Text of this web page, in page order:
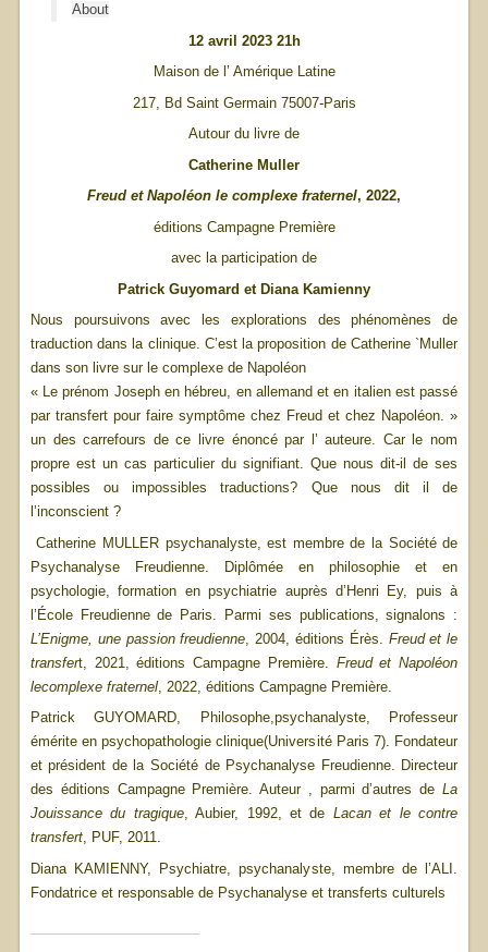
About
12 avril 2023 21h
Maison de l’ Amérique Latine
217, Bd Saint Germain 75007-Paris
Autour du livre de
Catherine Muller
Freud et Napoléon le complexe fraternel, 2022,
éditions Campagne Première
avec la participation de
Patrick Guyomard et Diana Kamienny
Nous poursuivons avec les explorations des phénomènes de
traduction dans la clinique. C’est la proposition de Catherine `Muller
dans son livre sur le complexe de Napoléon
« Le prénom Joseph en hébreu, en allemand et en italien est passé
par transfert pour faire symptôme chez Freud et chez Napoléon. »
un des carrefours de ce livre énoncé par l’ auteure. Car le nom
propre est un cas particulier du signifiant. Que nous dit-il de ses
possibles ou impossibles traductions? Que nous dit il de
l’inconscient ?
Catherine MULLER psychanalyste, est membre de la Société de
Psychanalyse Freudienne. Diplômée en philosophie et en
psychologie, formation en psychiatrie auprès d’Henri Ey, puis à
l’École Freudienne de Paris. Parmi ses publications, signalons :
L’Enigme, une passion freudienne , 2004, éditions Érès. Freud et le
transfert, 2021, éditions Campagne Première. Freud et Napoléon
lecomplexe fraternel, 2022, éditions Campagne Première.
Patrick GUYOMARD, Philosophe,psychanalyste, Professeur
émérite en psychopathologie clinique(Université Paris 7). Fondateur
et président de la Société de Psychanalyse Freudienne. Directeur
des éditions Campagne Première. Auteur , parmi d’autres deLa
Jouissance du tragique, Aubier, 1992, et de Lacan et le contre
transfert, PUF, 2011.
Diana KAMIENNY, Psychiatre, psychanalyste, membre de l’ALI.
Fondatrice et responsable de Psychanalyse et transferts culturels